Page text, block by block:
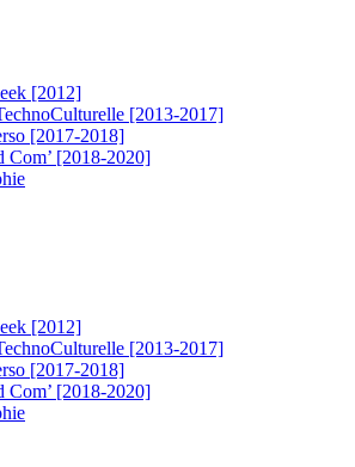
[2012]
[2013-2017]
[2017-2018]
Com’ [2018-2020]
[2012]
[2013-2017]
[2017-2018]
Com’ [2018-2020]